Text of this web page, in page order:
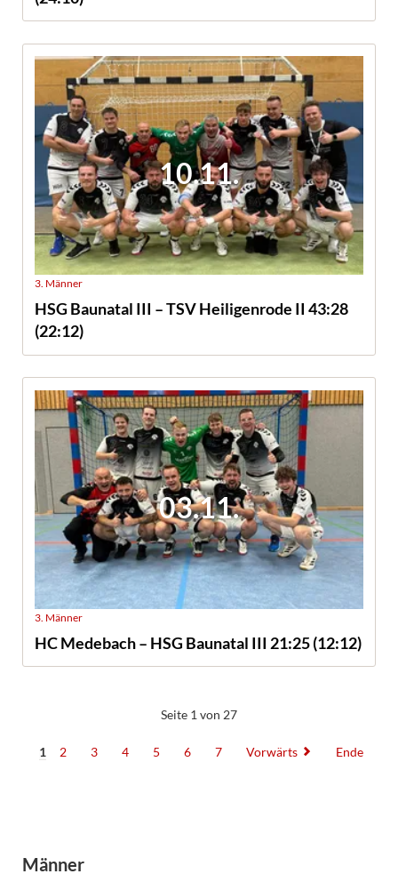
10.11.
3. Männer
HSG Baunatal III – TSV Heiligenrode II 43:28
(22:12)
03.11.
3. Männer
HC Medebach – HSG Baunatal III 21:25 (12:12)
Seite 1 von 27
1 2 3 4 5 6 7 Vorwärts Ende
Männer